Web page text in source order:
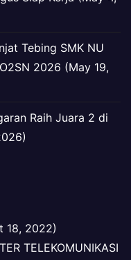
Tebing SMK NU
2026 (May 19,
Raih Juara 2 di
18, 2022)
TELEKOMUNIKASI